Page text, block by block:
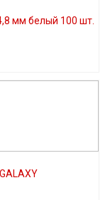
мм белый 100 шт.